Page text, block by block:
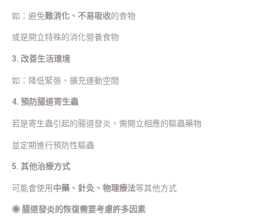
如：避免難消化、不易吸收的食物
或是開立特殊的消化營養食物
3. 改善生活環境
如：降低緊張、擴充運動空間
4. 預防腸道寄生蟲
若是寄生蟲引起的腸道發炎，需開立相應的驅蟲藥物
並定期進行預防性驅蟲
5. 其他治療方式
可能會使用中藥、針灸、物理療法等其他方式
◉ 腸道發炎的恢復需要考慮許多因素